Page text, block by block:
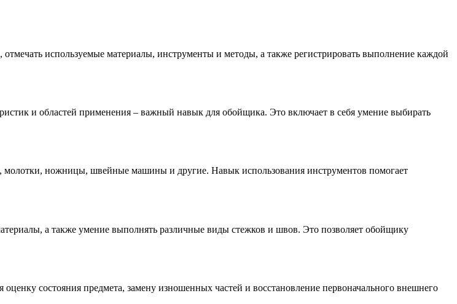
используемые материалы, инструменты и методы, а также регистрировать выполнение каждой
и областей применения – важный навык для обойщика. Это включает в себя умение выбирать
ножницы, швейные машины и другие. Навык использования инструментов помогает
а также умение выполнять различные виды стежков и швов. Это позволяет обойщику
состояния предмета, замену изношенных частей и восстановление первоначального внешнего